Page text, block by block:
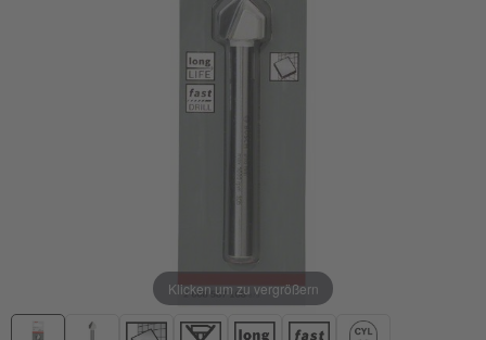
Klicken um zu vergrößern